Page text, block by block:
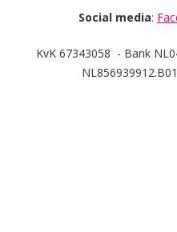
Social media:
KvK 67343058 - Bank